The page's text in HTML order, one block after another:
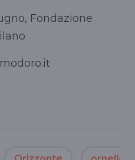
Fondazione